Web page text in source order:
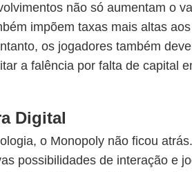
não só aumentam o
impõem taxas mais altas
os jogadores também
a falência por falta de capital
Digital
o Monopoly não ficou
possibilidades de interação e